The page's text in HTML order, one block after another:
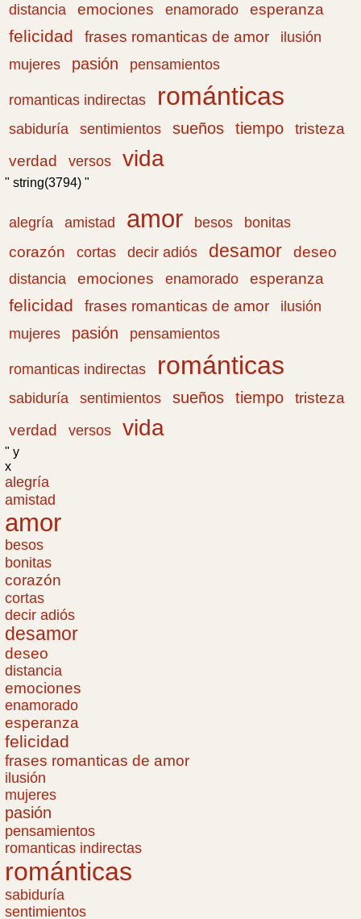
distancia emociones enamorado esperanza
felicidad frases romanticas de amor
ilusión
mujeres
pasión pensamientos
romanticas indirectas románticas
sabiduría sentimientos sueños tiempo
tristeza
verdad
versos vida
" string(3794) "
alegría amistad amor besos
bonitas
corazón
cortas decir adiós desamor deseo
distancia emociones enamorado esperanza
felicidad frases romanticas de amor
ilusión
mujeres
pasión pensamientos
romanticas indirectas románticas
sabiduría sentimientos sueños tiempo
tristeza
verdad
versos vida
" y
x
alegría
amistad
amor
besos
bonitas
corazón
cortas
decir adiós
desamor
deseo
distancia
emociones
enamorado
esperanza
felicidad
frases romanticas de amor
ilusión
mujeres
pasión
pensamientos
romanticas indirectas
románticas
sabiduría
sentimientos